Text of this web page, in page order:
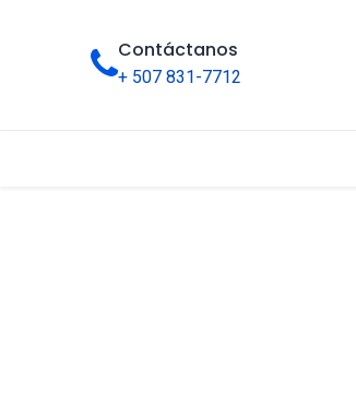
Contáctanos
+ 507 831-7712